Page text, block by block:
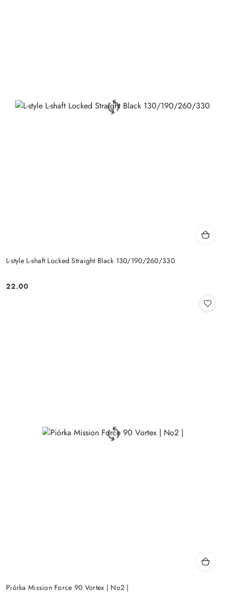
L-style L-shaft Locked Straight Black 130/190/260/330
Cena:
22.00
Piórka Mission Force 90 Vortex | No2 |